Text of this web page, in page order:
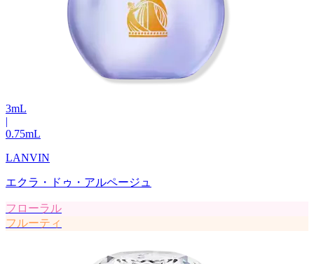
3mL
|
0.75mL
LANVIN
エクラ・ドゥ・アルページュ
フローラル
フルーティ